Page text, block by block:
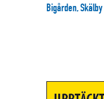
Bigården, Skälby